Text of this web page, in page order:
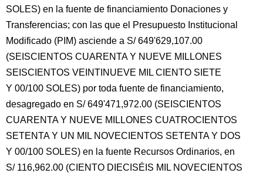
SOLES) en la fuente de financiamiento Donaciones y
Transferencias; con las que el Presupuesto Institucional
Modificado (PIM) asciende a S/ 649'629,107.00
(SEISCIENTOS CUARENTA Y NUEVE MILLONES
SEISCIENTOS VEINTINUEVE MIL CIENTO SIETE
Y 00/100 SOLES) por toda fuente de financiamiento,
desagregado en S/ 649'471,972.00 (SEISCIENTOS
CUARENTA Y NUEVE MILLONES CUATROCIENTOS
SETENTA Y UN MIL NOVECIENTOS SETENTA Y DOS
Y 00/100 SOLES) en la fuente Recursos Ordinarios, en
S/ 116,962.00 (CIENTO DIECISÉIS MIL NOVECIENTOS